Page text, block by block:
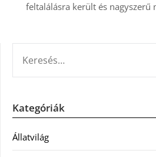
feltalálásra került és nagyszerű
Kategóriák
Állatvilág